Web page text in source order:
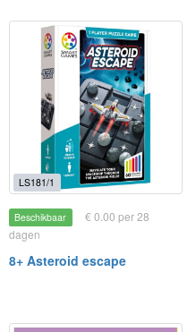
LS181/1
Beschikbaar
€ 0.00 per 28
dagen
8+ Asteroid escape